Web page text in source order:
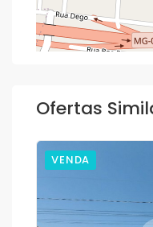
Ofertas
VENDA